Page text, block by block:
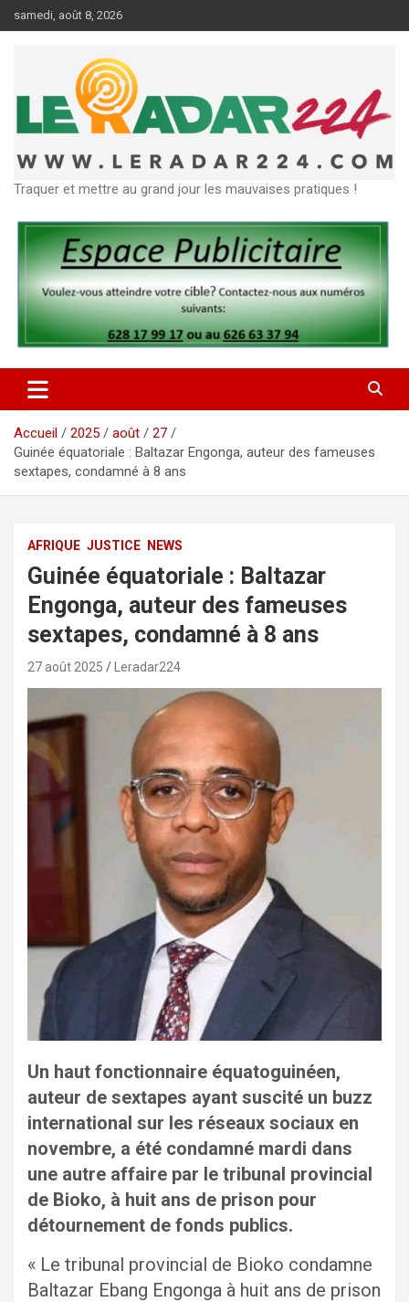
au
samedi, août 8, 2026
Traquer et mettre au grand jour les mauvaises pratiques !
Accueil 2025 août
27
Guinée équatoriale : Baltazar Engonga, auteur des fameuses
sextapes, condamné à 8 ans
AFRIQUE JUSTICE NEWS
Guinée équatoriale : Baltazar
Engonga, auteur des fameuses
sextapes, condamné à 8 ans
27 août 2025 Leradar224
Un haut fonctionnaire équatoguinéen,
auteur de sextapes ayant suscité un buzz
international sur les réseaux sociaux en
novembre, a été condamné mardi dans
une autre affaire par le tribunal provincial
de Bioko, à huit ans de prison pour
détournement de fonds publics.
« Le tribunal provincial de Bioko condamne
Baltazar Ebang Engonga à huit ans de prison